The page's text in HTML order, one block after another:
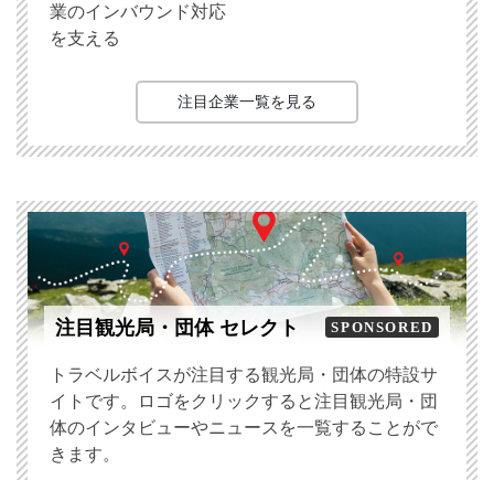
業のインバウンド対応
を支える
注目企業一覧を見る
注目観光局・団体 セレクト SPONSORED
トラベルボイスが注目する観光局・団体の特設サ
イトです。ロゴをクリックすると注目観光局・団
体のインタビューやニュースを一覧することがで
きます。